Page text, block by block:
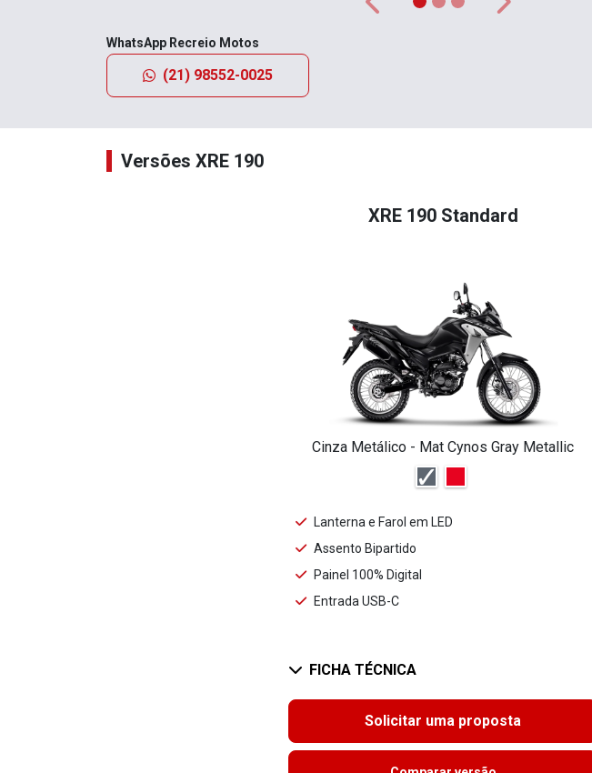
Anterior Próximo
WhatsApp Recreio Motos
(21) 98552-0025
Versões XRE 190
XRE 190 Standard
Cinza Metálico - Mat Cynos Gray Metallic
Lanterna e Farol em LED
Assento Bipartido
Painel 100% Digital
Entrada USB-C
FICHA TÉCNICA
Solicitar uma proposta